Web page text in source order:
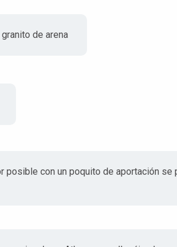
de arena
posible con un poquito de aportación se